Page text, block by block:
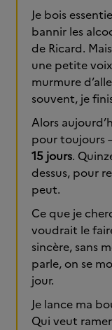
Je bois
bannir les
de Ricard.
une petite
murmure
souvent, je
Alors
pour toujours
15 jours.
dessus, pour
peut.
Ce que je
voudrait le
sincère, sans
parle, on se
jour.
Je lance ma
Qui veut